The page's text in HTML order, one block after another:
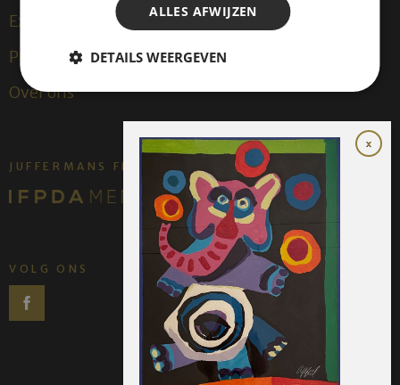
Exposities
Publicaties
Over ons
JUFFERMANS FINE ART IS:
VOLG ONS
ALLES AFWIJZEN
DETAILS WEERGEVEN